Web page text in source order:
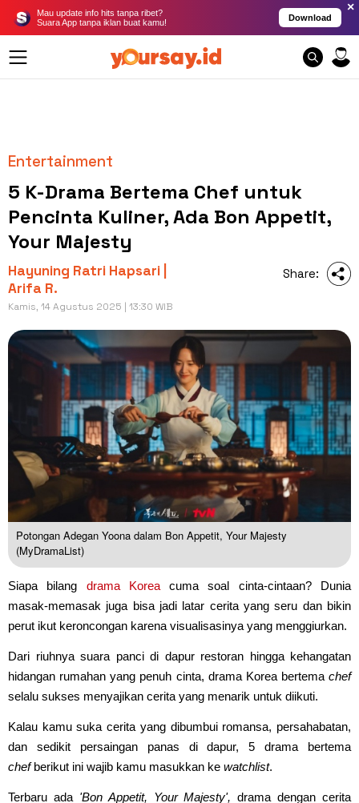
Mau update info hits tanpa ribet?
Suara App tanpa iklan buat kamu!
Download
×
Entertainment
5 K-Drama Bertema Chef untuk
Pencinta Kuliner, Ada Bon Appetit,
Your Majesty
Hayuning Ratri Hapsari |
Arifa R.
Kamis, 14 Agustus 2025 | 13:30 WIB
Share:
Potongan Adegan Yoona dalam Bon Appetit, Your Majesty
(MyDramaList)
Siapa bilang drama Koreacuma soal cinta-cintaan? Dunia
masak-memasak juga bisa jadi latar cerita yang seru dan bikin
perut ikut keroncongan karena visualisasinya yang menggiurkan.
Dari riuhnya suara panci di dapur restoran hingga kehangatan
hidangan rumahan yang penuh cinta, drama Korea bertema chef
selalu sukses menyajikan cerita yang menarik untuk diikuti.
Kalau kamu suka cerita yang dibumbui romansa, persahabatan,
dan sedikit persaingan panas di dapur, 5 drama bertema
chefberikut ini wajib kamu masukkan ke watchlist.
Terbaru ada 'Bon Appetit, Your Majesty',drama dengan cerita